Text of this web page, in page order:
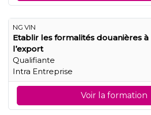
NG VIN
Etablir les formalités douanières à
l’export
Qualifiante
Intra Entreprise
Voir la formation